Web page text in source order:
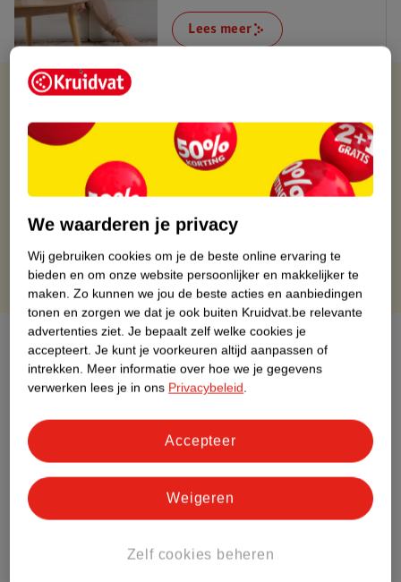
Lees meer
Kruidvat is altijd voordelig
Gratis ophalen in de winkel
Op werkdagen voor 22:00 uur besteld, volgende dag in huis
Gratis thuisbezorgd vanaf 50.00
Gratis punten met je Kruidvat kaart
Over dit product
Productinformatie
Etiketinformatie
Nature Impact Score
Meer informatie
We waarderen je privacy
Wij gebruiken cookies om je de beste online ervaring te
bieden en om onze website persoonlijker en makkelijker te
maken. Zo kunnen we jou de beste acties en aanbiedingen
tonen en zorgen we dat je ook buiten Kruidvat.be relevante
advertenties ziet. Je bepaalt zelf welke cookies je
accepteert. Je kunt je voorkeuren altijd aanpassen of
intrekken. Meer informatie over hoe we je gegevens
verwerken lees je in ons Privacybeleid.
Zelf cookies beheren
Weigeren
Accepteer